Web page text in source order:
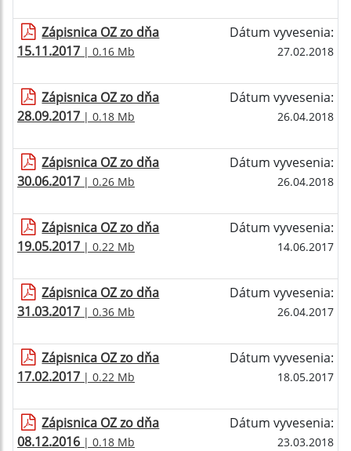
Zápisnica OZ zo dňa
15.11.2017 | 0.16 Mb
Dátum vyvesenia:
27.02.2018
Zápisnica OZ zo dňa
28.09.2017 | 0.18 Mb
Dátum vyvesenia:
26.04.2018
Zápisnica OZ zo dňa
30.06.2017 | 0.26 Mb
Dátum vyvesenia:
26.04.2018
Zápisnica OZ zo dňa
19.05.2017 | 0.22 Mb
Dátum vyvesenia:
14.06.2017
Zápisnica OZ zo dňa
31.03.2017 | 0.36 Mb
Dátum vyvesenia:
26.04.2017
Zápisnica OZ zo dňa
17.02.2017 | 0.22 Mb
Dátum vyvesenia:
18.05.2017
Zápisnica OZ zo dňa
08.12.2016 | 0.18 Mb
Dátum vyvesenia:
23.03.2018